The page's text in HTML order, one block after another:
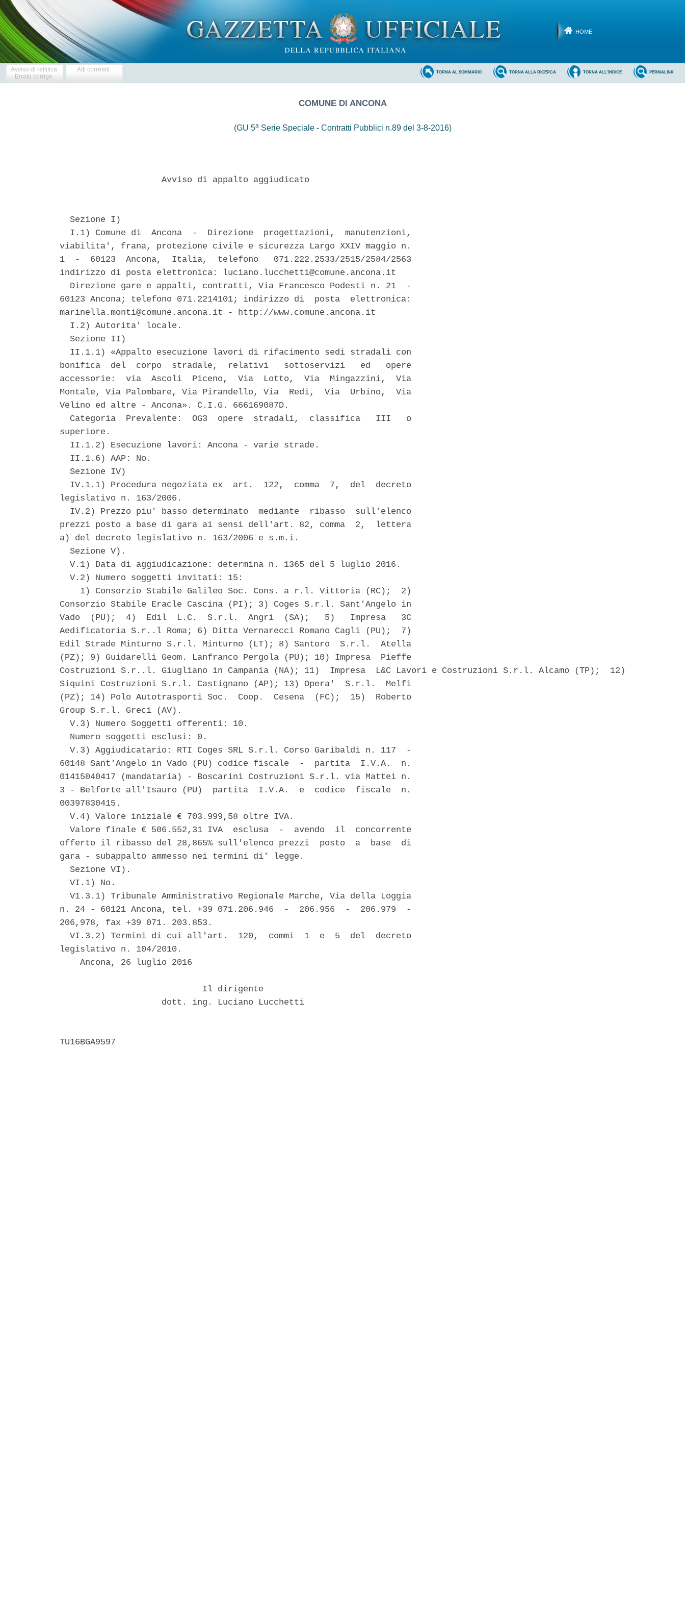
HOME
Avviso di rettifica
Errata corrige
Atti correlati PERMALINK
TORNA ALL'INDICE
TORNA ALLA RICERCA
TORNA AL SOMMARIO
COMUNE DI ANCONA
(GU 5aSerie Speciale - Contratti Pubblici n.89 del 3-8-2016)
                    Avviso di appalto aggiudicato
  Sezione I)
  I.1) Comune di  Ancona  -  Direzione  progettazioni,  manutenzioni,
viabilita', frana, protezione civile e sicurezza Largo XXIV maggio n.
1  -  60123  Ancona,  Italia,  telefono   071.222.2533/2515/2584/2563
indirizzo di posta elettronica: luciano.lucchetti@comune.ancona.it
  Direzione gare e appalti, contratti, Via Francesco Podesti n. 21  -
60123 Ancona; telefono 071.2214101; indirizzo di  posta  elettronica:
marinella.monti@comune.ancona.it - http://www.comune.ancona.it
  I.2) Autorita' locale.
  Sezione II)
  II.1.1) «Appalto esecuzione lavori di rifacimento sedi stradali con
bonifica  del  corpo  stradale,  relativi   sottoservizi   ed   opere
accessorie:  via  Ascoli  Piceno,  Via  Lotto,  Via  Mingazzini,  Via
Montale, Via Palombare, Via Pirandello, Via  Redi,  Via  Urbino,  Via
Velino ed altre - Ancona». C.I.G. 666169087D.
  Categoria  Prevalente:  OG3  opere  stradali,  classifica   III   o
superiore.
  II.1.2) Esecuzione lavori: Ancona - varie strade.
  II.1.6) AAP: No.
  Sezione IV)
  IV.1.1) Procedura negoziata ex  art.  122,  comma  7,  del  decreto
legislativo n. 163/2006.
  IV.2) Prezzo piu' basso determinato  mediante  ribasso  sull'elenco
prezzi posto a base di gara ai sensi dell'art. 82, comma  2,  lettera
a) del decreto legislativo n. 163/2006 e s.m.i.
  Sezione V).
  V.1) Data di aggiudicazione: determina n. 1365 del 5 luglio 2016.
  V.2) Numero soggetti invitati: 15:
    1) Consorzio Stabile Galileo Soc. Cons. a r.l. Vittoria (RC);  2)
Consorzio Stabile Eracle Cascina (PI); 3) Coges S.r.l. Sant'Angelo in
Vado  (PU);  4)  Edil  L.C.  S.r.l.  Angri  (SA);   5)   Impresa   3C
Aedificatoria S.r..l Roma; 6) Ditta Vernarecci Romano Cagli (PU);  7)
Edil Strade Minturno S.r.l. Minturno (LT); 8) Santoro  S.r.l.  Atella
(PZ); 9) Guidarelli Geom. Lanfranco Pergola (PU); 10) Impresa  Pieffe
Costruzioni S.r..l. Giugliano in Campania (NA); 11)  Impresa  L&C Lavori e Costruzioni S.r.l. Alcamo (TP);  12)
Siquini Costruzioni S.r.l. Castignano (AP); 13) Opera'  S.r.l.  Melfi
(PZ); 14) Polo Autotrasporti Soc.  Coop.  Cesena  (FC);  15)  Roberto
Group S.r.l. Greci (AV).
  V.3) Numero Soggetti offerenti: 10.
  Numero soggetti esclusi: 0.
  V.3) Aggiudicatario: RTI Coges SRL S.r.l. Corso Garibaldi n. 117  -
60148 Sant'Angelo in Vado (PU) codice fiscale  -  partita  I.V.A.  n.
01415040417 (mandataria) - Boscarini Costruzioni S.r.l. via Mattei n.
3 - Belforte all'Isauro (PU)  partita  I.V.A.  e  codice  fiscale  n.
00397830415.
  V.4) Valore iniziale € 703.999,58 oltre IVA.
  Valore finale € 506.552,31 IVA  esclusa  -  avendo  il  concorrente
offerto il ribasso del 28,865% sull'elenco prezzi  posto  a  base  di
gara - subappalto ammesso nei termini di' legge.
  Sezione VI).
  VI.1) No.
  V1.3.1) Tribunale Amministrativo Regionale Marche, Via della Loggia
n. 24 - 60121 Ancona, tel. +39 071.206.946  -  206.956  -  206.979  -
206,978, fax +39 071. 203.853.
  VI.3.2) Termini di cui all'art.  120,  commi  1  e  5  del  decreto
legislativo n. 104/2010.
    Ancona, 26 luglio 2016
                            Il dirigente
                    dott. ing. Luciano Lucchetti